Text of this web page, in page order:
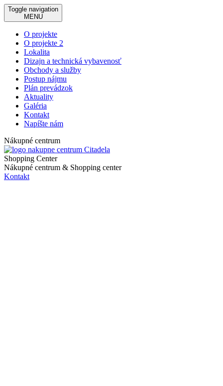
Toggle navigation
MENU
O projekte
O projekte 2
Lokalita
Dizajn a technická vybavenosť
Obchody a služby
Postup nájmu
Plán prevádzok
Aktuality
Galéria
Kontakt
Napíšte nám
Nákupné centrum
Shopping Center
Nákupné centrum & Shopping center
Kontakt